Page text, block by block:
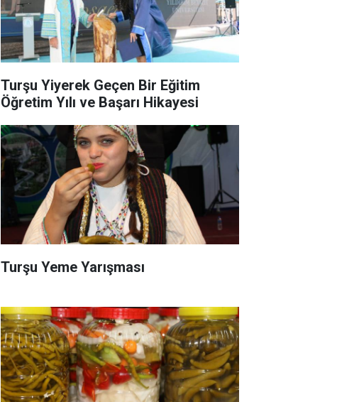
Turşu Yiyerek Geçen Bir Eğitim
Öğretim Yılı ve Başarı Hikayesi
Turşu Yeme Yarışması